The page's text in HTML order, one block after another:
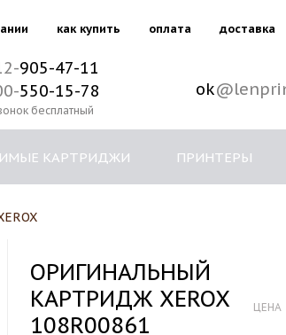
как купить оплата доставка
905-47-11
550-15-78
бесплатный
ok
КАРТРИДЖИ ПРИНТЕРЫ
ЦЕНА
ОРИГИНАЛЬНЫЙ
КАРТРИДЖ XEROX
108R00861